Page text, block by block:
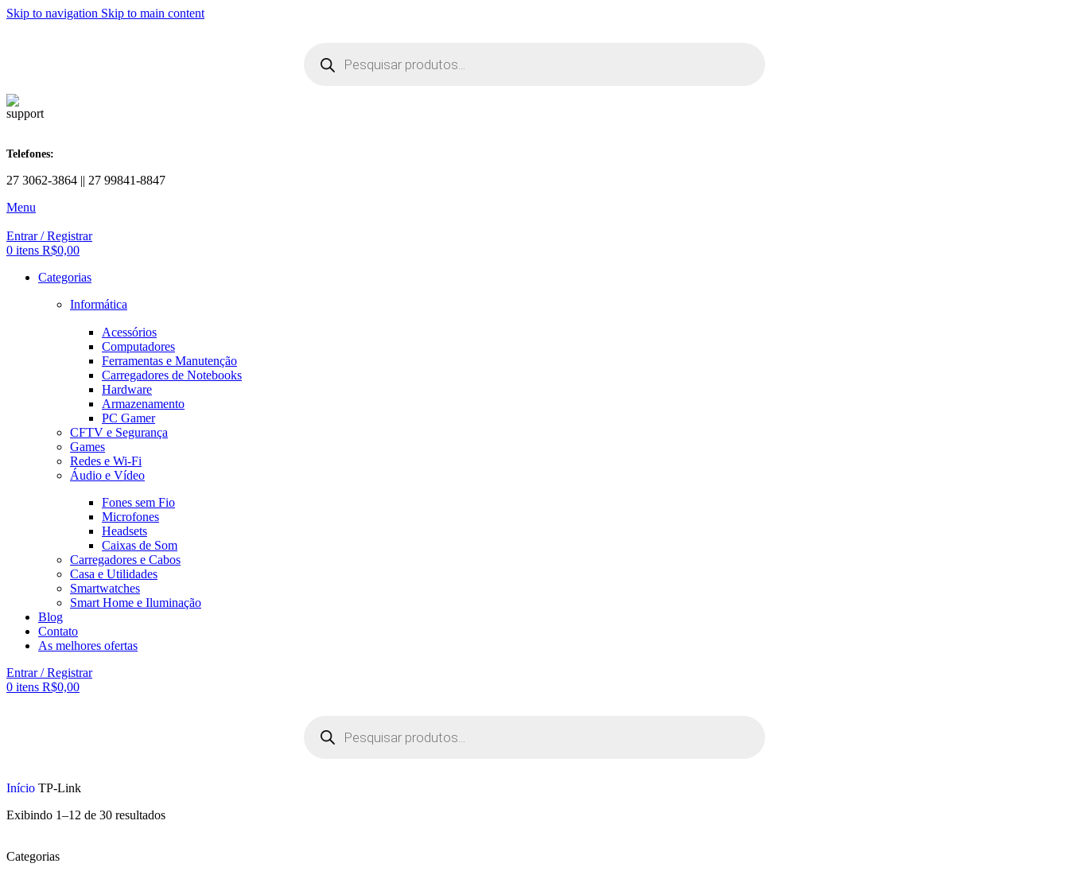
Skip to navigation Skip to main content
Telefones:
27 3062-3864 || 27 99841-8847
Menu
Entrar / Registrar
0 itens R$0,00
Categorias
Informática
Acessórios
Computadores
Ferramentas e Manutenção
Carregadores de Notebooks
Hardware
Armazenamento
PC Gamer
CFTV e Segurança
Games
Redes e Wi-Fi
Áudio e Vídeo
Fones sem Fio
Microfones
Headsets
Caixas de Som
Carregadores e Cabos
Casa e Utilidades
Smartwatches
Smart Home e Iluminação
Blog
Contato
As melhores ofertas
Entrar / Registrar
0 itens R$0,00
Início TP-Link
Exibindo 1–12 de 30 resultados
Categorias